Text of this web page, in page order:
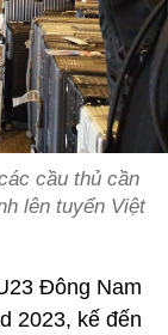
cầu thủ cần
lên tuyển Việt
Đông Nam
2023, kế đến